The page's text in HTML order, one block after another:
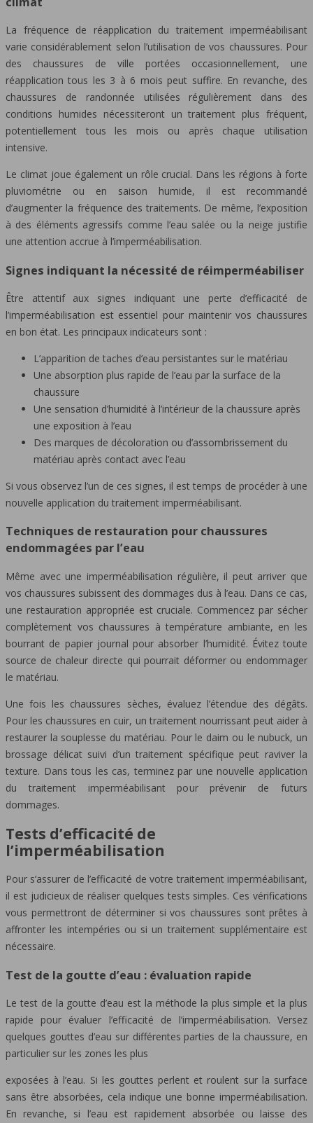
La fréquence de réapplication du traitement imperméabilisant
varie considérablement selon l’utilisation de vos chaussures. Pour
des chaussures de ville portées occasionnellement, une
réapplication tous les 3 à 6 mois peut suffire. En revanche, des
chaussures de randonnée utilisées régulièrement dans des
conditions humides nécessiteront un traitement plus fréquent,
potentiellement tous les mois ou après chaque utilisation
intensive.
Le climat joue également un rôle crucial. Dans les régions à forte
pluviométrie ou en saison humide, il est recommandé
d’augmenter la fréquence des traitements. De même, l’exposition
à des éléments agressifs comme l’eau salée ou la neige justifie
une attention accrue à l’imperméabilisation.
Signes indiquant la nécessité de réimperméabiliser
Être attentif aux signes indiquant une perte d’efficacité de
l’imperméabilisation est essentiel pour maintenir vos chaussures
en bon état. Les principaux indicateurs sont :
L’apparition de taches d’eau persistantes sur le matériau
Une absorption plus rapide de l’eau par la surface de la
chaussure
Une sensation d’humidité à l’intérieur de la chaussure après
une exposition à l’eau
Des marques de décoloration ou d’assombrissement du
matériau après contact avec l’eau
Si vous observez l’un de ces signes, il est temps de procéder à une
nouvelle application du traitement imperméabilisant.
Techniques de restauration pour chaussures
endommagées par l’eau
Même avec une imperméabilisation régulière, il peut arriver que
vos chaussures subissent des dommages dus à l’eau. Dans ce cas,
une restauration appropriée est cruciale. Commencez par sécher
complètement vos chaussures à température ambiante, en les
bourrant de papier journal pour absorber l’humidité. Évitez toute
source de chaleur directe qui pourrait déformer ou endommager
le matériau.
Une fois les chaussures sèches, évaluez l’étendue des dégâts.
Pour les chaussures en cuir, un traitement nourrissant peut aider à
restaurer la souplesse du matériau. Pour le daim ou le nubuck, un
brossage délicat suivi d’un traitement spécifique peut raviver la
texture. Dans tous les cas, terminez par une nouvelle application
du traitement imperméabilisant pour prévenir de futurs
dommages.
Tests d’efficacité de
l’imperméabilisation
Pour s’assurer de l’efficacité de votre traitement imperméabilisant,
il est judicieux de réaliser quelques tests simples. Ces vérifications
vous permettront de déterminer si vos chaussures sont prêtes à
affronter les intempéries ou si un traitement supplémentaire est
nécessaire.
Test de la goutte d’eau : évaluation rapide
Le test de la goutte d’eau est la méthode la plus simple et la plus
rapide pour évaluer l’efficacité de l’imperméabilisation. Versez
quelques gouttes d’eau sur différentes parties de la chaussure, en
particulier sur les zones les plus
exposées à l’eau. Si les gouttes perlent et roulent sur la surface
sans être absorbées, cela indique une bonne imperméabilisation.
En revanche, si l’eau est rapidement absorbée ou laisse des